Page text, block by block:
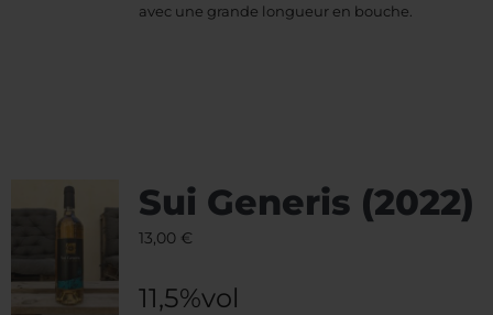
avec une grande longueur en bouche.
Sui Generis (2022)
13,00 €
11,5%vol